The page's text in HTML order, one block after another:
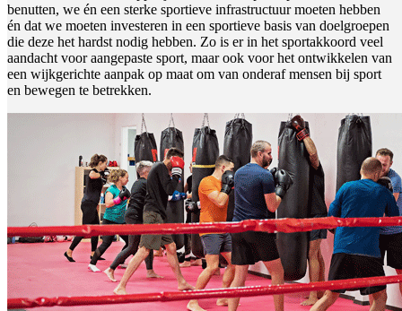
benutten, we én een sterke sportieve infrastructuur moeten hebben
én dat we moeten investeren in een sportieve basis van doelgroepen
die deze het hardst nodig hebben. Zo is er in het sportakkoord veel
aandacht voor aangepaste sport, maar ook voor het ontwikkelen van
een wijkgerichte aanpak op maat om van onderaf mensen bij sport
en bewegen te betrekken.